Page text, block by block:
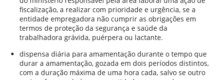
fiscalização, a realizar com prioridade e urgência, se a
entidade empregadora não cumprir as obrigações em
termos de proteção da segurança e saúde da
trabalhadora grávida, puérpera ou lactante.
dispensa diária para amamentação durante o tempo que
durar a amamentação, gozada em dois períodos distintos,
com a duração máxima de uma hora cada, salvo se outro